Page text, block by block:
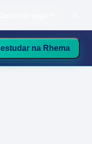
na Rhema